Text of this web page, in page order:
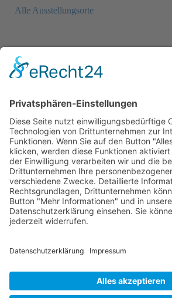
Alle Ausstellungsorte
Newsletter
Sie möchten unseren Newsletter erhalten?
Schreiben Sie einfach eine Mail an:
newsletter@bewegter-wind.de
Cookie-Einstellungen
Impressum
Intern